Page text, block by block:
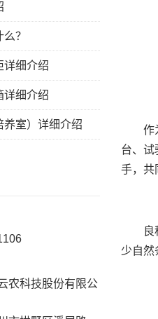
作
台、试
手，共
少自然
？
详细介绍
详细介绍
养室）详细介绍
农科技股份有限公